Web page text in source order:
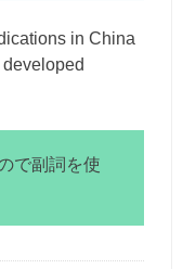
in China
で副詞を使